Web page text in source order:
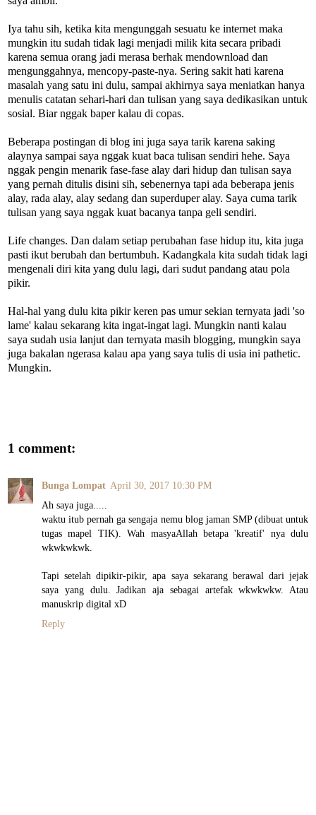
Iya tahu sih, ketika kita mengunggah sesuatu ke internet maka
mungkin itu sudah tidak lagi menjadi milik kita secara pribadi
karena semua orang jadi merasa berhak mendownload dan
mengunggahnya, mencopy-paste-nya. Sering sakit hati karena
masalah yang satu ini dulu, sampai akhirnya saya meniatkan hanya
menulis catatan sehari-hari dan tulisan yang saya dedikasikan untuk
sosial. Biar nggak baper kalau di copas.
Beberapa postingan di blog ini juga saya tarik karena saking
alaynya sampai saya nggak kuat baca tulisan sendiri hehe. Saya
nggak pengin menarik fase-fase alay dari hidup dan tulisan saya
yang pernah ditulis disini sih, sebenernya tapi ada beberapa jenis
alay, rada alay, alay sedang dan superduper alay. Saya cuma tarik
tulisan yang saya nggak kuat bacanya tanpa geli sendiri.
Life changes. Dan dalam setiap perubahan fase hidup itu, kita juga
pasti ikut berubah dan bertumbuh. Kadangkala kita sudah tidak lagi
mengenali diri kita yang dulu lagi, dari sudut pandang atau pola
pikir.
Hal-hal yang dulu kita pikir keren pas umur sekian ternyata jadi 'so
lame' kalau sekarang kita ingat-ingat lagi. Mungkin nanti kalau
saya sudah usia lanjut dan ternyata masih blogging, mungkin saya
juga bakalan ngerasa kalau apa yang saya tulis di usia ini pathetic.
Mungkin.
1 comment:
Bunga Lompat April 30, 2017 10:30 PM
Ah saya juga.....
waktu itub pernah ga sengaja nemu blog jaman SMP (dibuat untuk
tugas mapel TIK). Wah masyaAllah betapa 'kreatif' nya dulu
wkwkwkwk.
Tapi setelah dipikir-pikir, apa saya sekarang berawal dari jejak
saya yang dulu. Jadikan aja sebagai artefak wkwkwkw. Atau
manuskrip digital xD
Reply